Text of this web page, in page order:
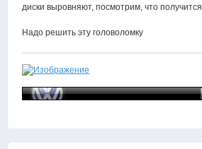
диски выровняют, посмотрим, что получится
Надо решить эту головоломку